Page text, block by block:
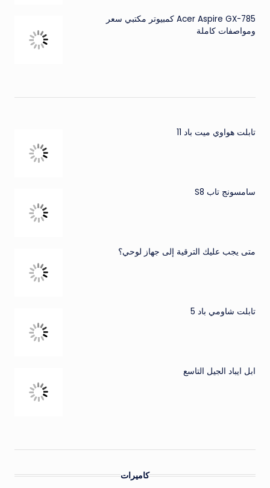
Acer Aspire GX-785 كمبيوتر مكتبي سعر
ومواصفات كاملة
تابلت هواوي ميت باد 11
سامسونج تاب S8
متى يجب عليك الترقية إلى جهاز لوحي؟
تابلت شاومي باد 5
ابل ايباد الجيل التاسع
كاميرات